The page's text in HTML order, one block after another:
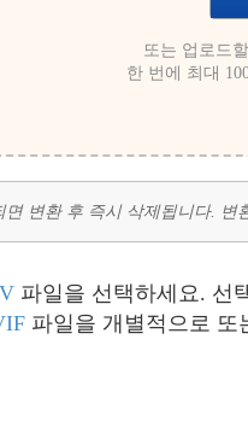
또는 업로드
한 번에 최대
변환 후 즉시 삭제됩니다.
파일을 선택하세요. 선
파일을 개별적으로 또